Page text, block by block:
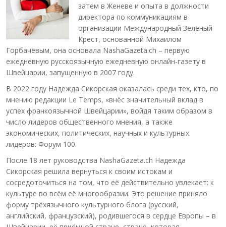
затем в Женеве и опыта в должности
директора по коммуникациям в
организации Международный Зелёный
Крест, основанной Михаилом
Горбачёвым, она основала NashaGazeta.ch – первую
ежедневную русскоязычную ежедневную онлайн-газету в
Швейцарии, запущенную в 2007 году.
В 2022 году Надежда Сикорская оказалась среди тех, кто, по
мнению редакции Le Temps, «внёс значительный вклад в
успех франкоязычной Швейцарии», войдя таким образом в
число лидеров общественного мнения, а также
экономических, политических, научных и культурных
лидеров: Форум 100.
После 18 лет руководства NashaGazeta.ch Надежда
Сикорская решила вернуться к своим истокам и
сосредоточиться на том, что её действительно увлекает: к
культуре во всём её многообразии. Это решение приняло
форму трёхязычного культурного блога (русский,
английский, французский), родившегося в сердце Европы – в